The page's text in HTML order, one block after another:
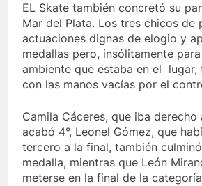
EL Skate también concretó su
Mar del Plata. Los tres chicos de
actuaciones dignas de elogio y
medallas pero, insólitamente
ambiente que estaba en el lugar,
con las manos vacías por el
Camila Cáceres, que iba derecho
acabó 4°, Leonel Gómez, que
tercero a la final, también
medalla, mientras que León
meterse en la final de la categoría